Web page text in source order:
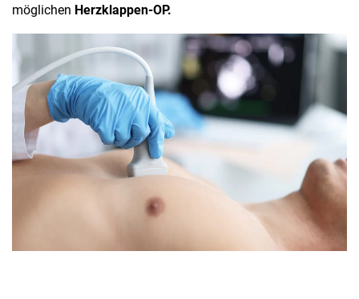
möglichen Herzklappen-OP.